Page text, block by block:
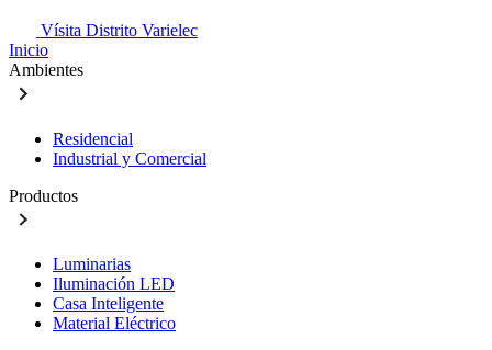
Vísita Distrito Varielec
Inicio
Ambientes
Residencial
Industrial y Comercial
Productos
Luminarias
Iluminación LED
Casa Inteligente
Material Eléctrico